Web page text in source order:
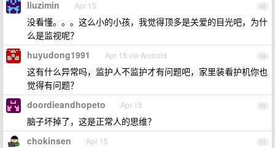
48
liuzimin Apr 15
没看懂。。。这么小的小孩，我觉得顶多是关爱的目光吧，为什
么是监视呢？
49
huyudong1991 Apr 15 via Android
这有什么异常吗，监护人不监护才有问题吧，家里装看护机你也
觉得有问题？
50
doordieandhopeto Apr 15
脑子坏掉了，这是正常人的思维？
51
chokinsen Apr 15